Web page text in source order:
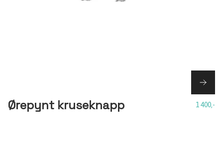
Ørepynt kruseknapp 1 400,-